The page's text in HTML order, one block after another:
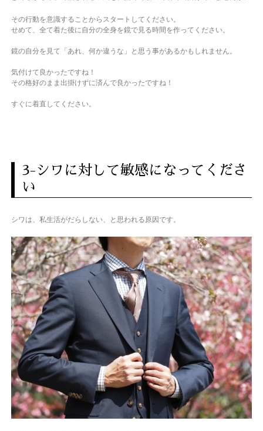
その行動を意識することからスタートしてください。
せめて、全て着た後に自分の全身を鏡で見る時間を作ってください。
鏡の自分を見て「あれ、何か違うな」と思う事があるかもしれません。
気付けて良かったですね！
その格好のまま出掛けずに済んで良かったですね！
すぐに着直してください。
3-シワに対して敏感になってくださ
い
シワは、私生活がだらしない、と思われる原因です。